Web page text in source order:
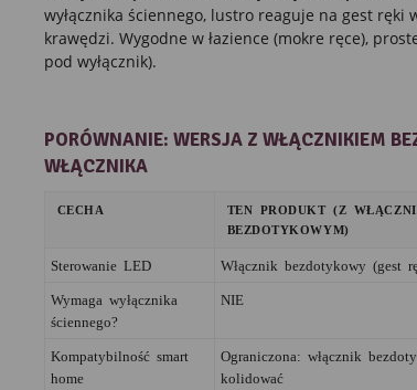
wyłącznika ściennego, lustro reaguje na gest ręki
krawędzi. Wygodne w łazience (mokre ręce),
pod wyłącznik).
PORÓWNANIE: WERSJA Z WŁĄCZNIKIEM
WŁĄCZNIKA
CECHA
TEN PRODUKT (Z
BEZDOTYKOWYM)
Sterowanie LED Włącznik bezdotykowy (gest
Wymaga wyłącznika
ściennego?
NIE
Kompatybilność smart
home
Ograniczona: włącznik
kolidować